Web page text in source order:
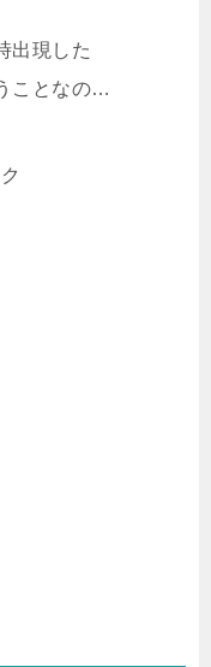
は達成...
出現した
ことなの…